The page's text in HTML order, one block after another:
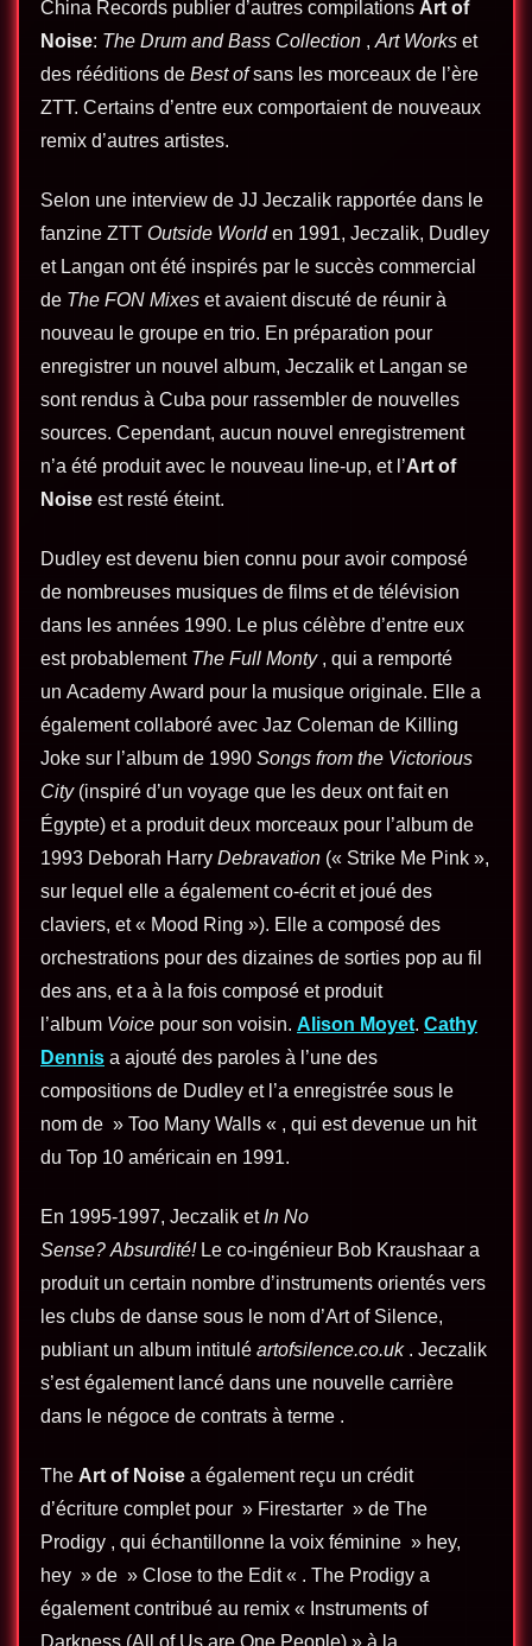
China Records publier d’autres compilations Art of
Noise: The Drum and Bass Collection , Art Works et
des rééditions de Best ofsans les morceaux de l’ère
ZTT. Certains d’entre eux comportaient de nouveaux
remix d’autres artistes.
Selon une interview de JJ Jeczalik rapportée dans le
fanzine ZTT Outside Worlden 1991, Jeczalik, Dudley
et Langan ont été inspirés par le succès commercial
de The FON Mixes et avaient discuté de réunir à
nouveau le groupe en trio. En préparation pour
enregistrer un nouvel album, Jeczalik et Langan se
sont rendus à Cuba pour rassembler de nouvelles
sources. Cependant, aucun nouvel enregistrement
n’a été produit avec le nouveau line-up, et l’Art of
Noise est resté éteint.
Dudley est devenu bien connu pour avoir composé
de nombreuses musiques de films et de télévision
dans les années 1990. Le plus célèbre d’entre eux
est probablement The Full Monty, qui a remporté
un Academy Award pour la musique originale. Elle a
également collaboré avec Jaz Coleman de Killing
Joke sur l’album de 1990 Songs from the Victorious
City (inspiré d’un voyage que les deux ont fait en
Égypte) et a produit deux morceaux pour l’album de
1993 Deborah Harry Debravation (« Strike Me Pink »,
sur lequel elle a également co-écrit et joué des
claviers, et « Mood Ring »). Elle a composé des
orchestrations pour des dizaines de sorties pop au fil
des ans, et a à la fois composé et produit
l’album Voice pour son voisin. Alison Moyet. Cathy
Dennis a ajouté des paroles à l’une des
compositions de Dudley et l’a enregistrée sous le
nom de » Too Many Walls « , qui est devenue un hit
du Top 10 américain en 1991.
En 1995-1997, Jeczalik et In No
Sense? Absurdité! Le co-ingénieur Bob Kraushaar a
produit un certain nombre d’instruments orientés vers
les clubs de danse sous le nom d’Art of Silence,
publiant un album intitulé artofsilence.co.uk. Jeczalik
s’est également lancé dans une nouvelle carrière
dans le négoce de contrats à terme .
The Art of Noise a également reçu un crédit
d’écriture complet pour » Firestarter » de The
Prodigy , qui échantillonne la voix féminine » hey,
hey » de » Close to the Edit « . The Prodigy a
également contribué au remix « Instruments of
Darkness (All of Us are One People) » à la